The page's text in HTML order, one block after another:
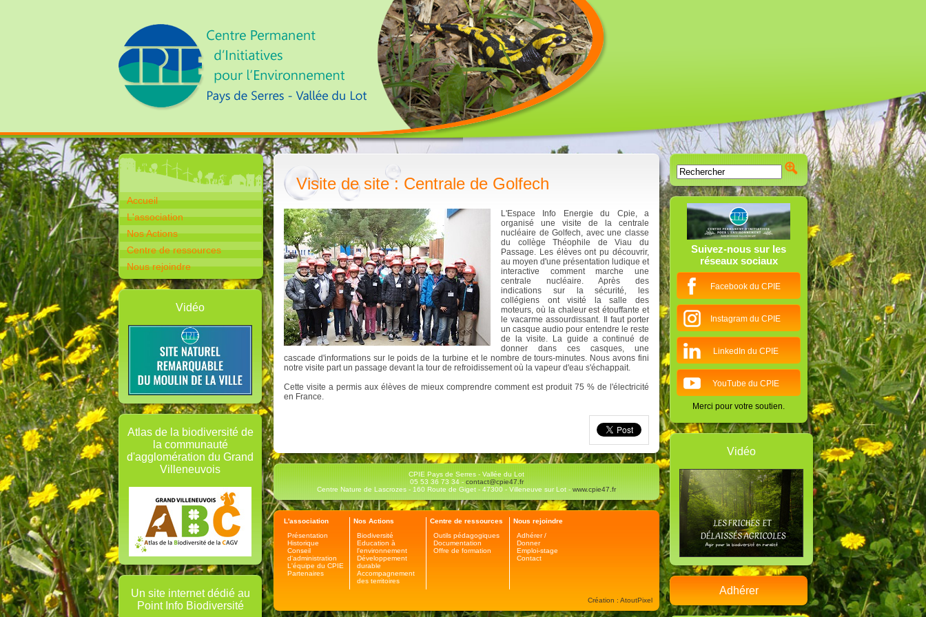
Accueil
L'association
Nos Actions
Centre de ressources
Nous rejoindre
Vidéo
Atlas de la biodiversité de
la communauté
d'agglomération du Grand
Villeneuvois
Un site internet dédié au
Point Info Biodiversité
Visite de site : Centrale de Golfech
L'Espace Info Energie du Cpie, a
organisé une visite de la centrale
nucléaire de Golfech, avec une classe
du collège Théophile de Viau du
Passage. Les élèves ont pu découvrir,
au moyen d'une présentation ludique et
interactive comment marche une
centrale nucléaire. Après des
indications sur la sécurité, les
collégiens ont visité la salle des
moteurs, où la chaleur est étouffante et
le vacarme assourdissant. Il faut porter
un casque audio pour entendre le reste
de la visite. La guide a continué de
donner dans ces casques, une
cascade d'informations sur le poids de la turbine et le nombre de tours-minutes. Nous avons fini
notre visite part un passage devant la tour de refroidissement où la vapeur d'eau s'échappait.
Cette visite a permis aux élèves de mieux comprendre comment est produit 75 % de l'électricité
en France.
CPIE Pays de Serres - Vallée du Lot
05 53 36 73 34 - contact@cpie47.fr
Centre Nature de Lascrozes - 160 Route de Giget - 47300 - Villeneuve sur Lot - www.cpie47.fr
L'association
Présentation
Historique
Conseil
d'administration
L'équipe du CPIE
Partenaires
Nos Actions
Biodiversité
Education à
l'environnement
Développement
durable
Accompagnement
des territoires
Centre de ressources
Outils pédagogiques
Documentation
Offre de formation
Nous rejoindre
Adhérer /
Donner
Emploi-stage
Contact
Création : AtoutPixel
Suivez-nous sur les
réseaux sociaux
Facebook du CPIE
Instagram du CPIE
LinkedIn du CPIE
YouTube du CPIE
Merci pour votre soutien.
Vidéo
Adhérer